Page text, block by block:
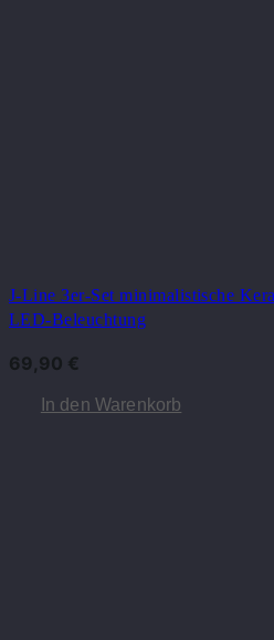
J-Line 3er-Set minimalistische
LED-Beleuchtung
69,90 €
In den Warenkorb